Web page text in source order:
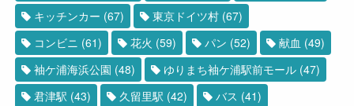
キッチンカー (67) 東京ドイツ村 (67)
コンビニ (61) 花火 (59) パン (52) 献血 (49)
袖ケ浦海浜公園 (48) ゆりまち袖ケ浦駅前モール (47)
君津駅 (43) 久留里駅 (42) バス (41)